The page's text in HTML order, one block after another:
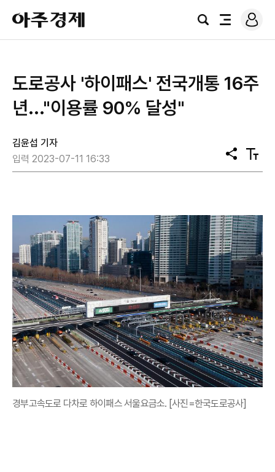
아
주
경
검
전
로
그
도로공사 '하이패스' 전국개통 16주
년..."이용률 90% 달성"
김윤섭 기자
입력 2023-07-11 16:33
공
유
텍
스
경부고속도로 다차로 하이패스 서울요금소. [사진=한국도로공사]